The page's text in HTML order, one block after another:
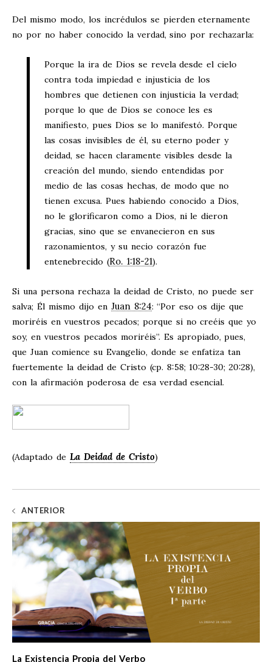
Del mismo modo, los incrédulos se pierden eternamente
no por no haber conocido la verdad, sino por rechazarla:
Porque la ira de Dios se revela desde el cielo
contra toda impiedad e injusticia de los
hombres que detienen con injusticia la verdad;
porque lo que de Dios se conoce les es
manifiesto, pues Dios se lo manifestó. Porque
las cosas invisibles de él, su eterno poder y
deidad, se hacen claramente visibles desde la
creación del mundo, siendo entendidas por
medio de las cosas hechas, de modo que no
tienen excusa. Pues habiendo conocido a Dios,
no le glorificaron como a Dios, ni le dieron
gracias, sino que se envanecieron en sus
razonamientos, y su necio corazón fue
entenebrecido (Ro. 1:18-21).
Si una persona rechaza la deidad de Cristo, no puede ser
salva; Él mismo dijo en Juan 8:24: “Por eso os dije que
moriréis en vuestros pecados; porque si no creéis que yo
soy, en vuestros pecados moriréis”. Es apropiado, pues,
que Juan comience su Evangelio, donde se enfatiza tan
fuertemente la deidad de Cristo (cp. 8:58; 10:28-30; 20:28),
con la afirmación poderosa de esa verdad esencial.
(Adaptado de La Deidad de Cristo)
ANTERIOR
La Existencia Propia del Verbo